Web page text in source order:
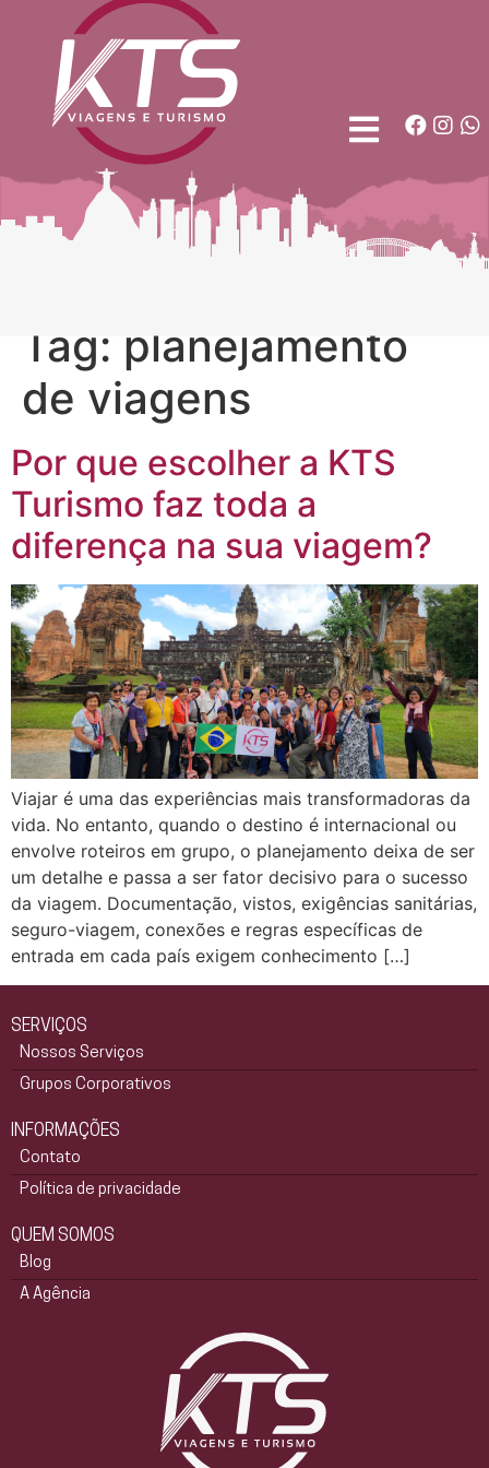
Tag: planejamento
de viagens
Por que escolher a KTS
Turismo faz toda a
diferença na sua viagem?
Viajar é uma das experiências mais transformadoras da
vida. No entanto, quando o destino é internacional ou
envolve roteiros em grupo, o planejamento deixa de ser
um detalhe e passa a ser fator decisivo para o sucesso
da viagem. Documentação, vistos, exigências sanitárias,
seguro-viagem, conexões e regras específicas de
entrada em cada país exigem conhecimento […]
SERVIÇOS
Nossos Serviços
Grupos Corporativos
INFORMAÇÕES
Contato
Política de privacidade
QUEM SOMOS
Blog
A Agência